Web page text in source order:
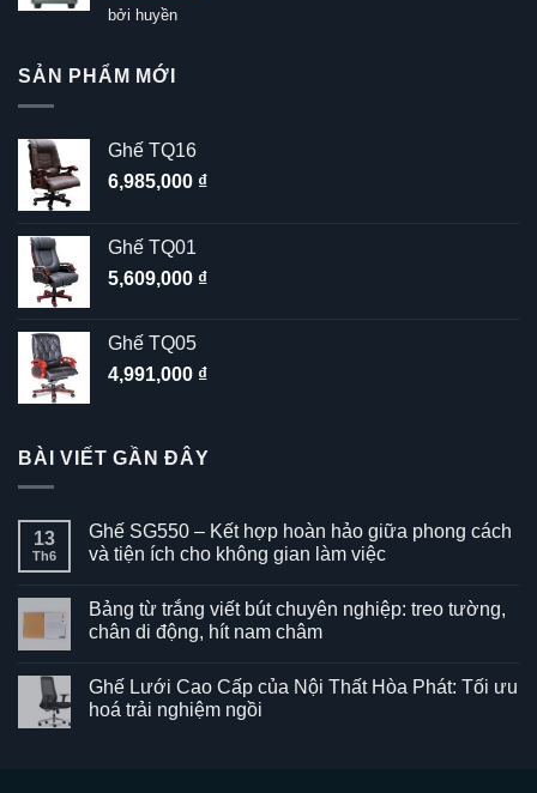
Được xếp
hạng5
bởi huyền
SẢN PHẨM MỚI
Ghế TQ16
6,985,000 ₫
Ghế TQ01
5,609,000 ₫
Ghế TQ05
4,991,000 ₫
BÀI VIẾT GẦN ĐÂY
13
Th6
Ghế SG550 – Kết hợp hoàn hảo giữa phong cách
và tiện ích cho không gian làm việc
bình
luận
ở
–
Kết
hợp
Bảng từ trắng viết bút chuyên nghiệp: treo tường,
chân di động, hít nam châm
bình
luận
ở
Ghế Lưới Cao Cấp của Nội Thất Hòa Phát: Tối ưu
hoá trải nghiệm ngồi